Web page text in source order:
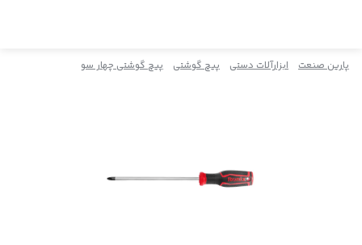
پارین صنعت ابزارآلات دستی پیچ گوشتی پیچ گوشتی چهار سو